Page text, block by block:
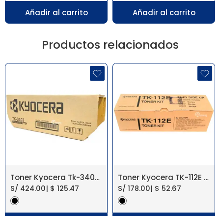
Añadir al carrito Añadir al carrito
Productos relacionados
Toner Kyocera Tk-3402 Ecosys Ma4500Ifx
S/ 424.00| $ 125.47
Toner Kyocera TK-112E FS-720/820 Original
S/ 178.00| $ 52.67